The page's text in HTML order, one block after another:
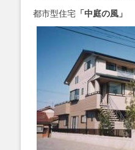
都市型住宅 「中庭の風」